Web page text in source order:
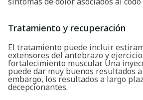
Buscar
Tratamiento y recuperación
El tratamiento puede incluir
extensores del antebrazo y
fortalecimiento muscular. Una
puede dar muy buenos resultados
embargo, los resultados a largo
decepcionantes.